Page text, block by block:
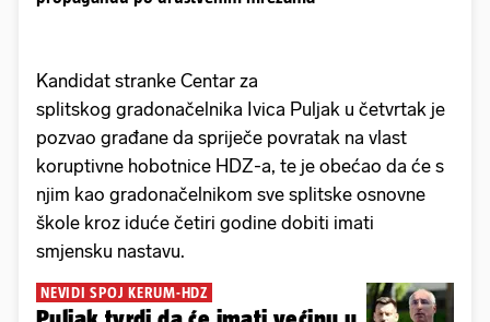
Kandidat stranke Centar za
splitskog gradonačelnika Ivica Puljak u četvrtak je
pozvao građane da spriječe povratak na vlast
koruptivne hobotnice HDZ-a, te je obećao da će s
njim kao gradonačelnikom sve splitske osnovne
škole kroz iduće četiri godine dobiti imati
smjensku nastavu.
NEVIDI SPOJ KERUM-HDZ